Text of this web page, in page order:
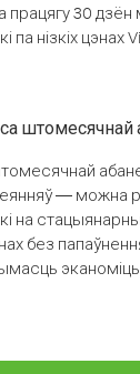
30 дзён
па нізкіх цэнах
штомесячнай
— можна
на
без
эканоміць